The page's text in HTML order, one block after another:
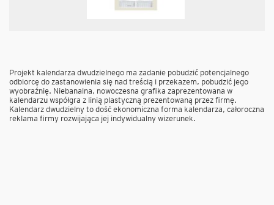
Projekt kalendarza dwudzielnego ma zadanie pobudzić potencjalnego
odbiorcę do zastanowienia się nad treścią i przekazem, pobudzić jego
wyobraźnię. Niebanalna, nowoczesna grafika zaprezentowana w
kalendarzu współgra z linią plastyczną prezentowaną przez firmę.
Kalendarz dwudzielny to dość ekonomiczna forma kalendarza, całoroczna
reklama firmy rozwijająca jej indywidualny wizerunek.